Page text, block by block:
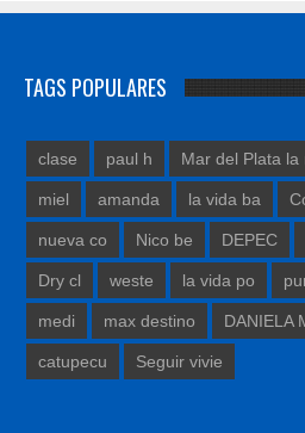
TAGS POPULARES
clase paul h Mar del Plata la
miel amanda la vida ba
nueva co Nico be DEPEC
Dry cl weste la vida po
medi max destino DANIELA
catupecu Seguir vivie